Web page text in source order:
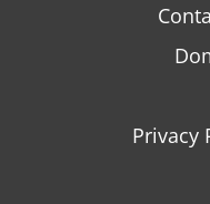
Privacy